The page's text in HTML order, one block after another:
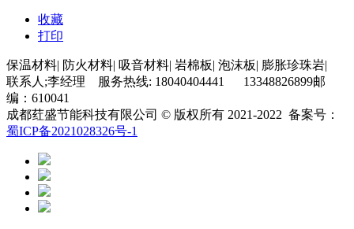
收藏
打印
保温材料| 防火材料| 吸音材料| 岩棉板| 泡沫板| 膨胀珍珠岩|
联系人;李经理 服务热线: 18040404441 13348826899邮
编：610041
成都荭盛节能科技有限公司 © 版权所有 2021-2022 备案号：
蜀ICP备2021028326号-1